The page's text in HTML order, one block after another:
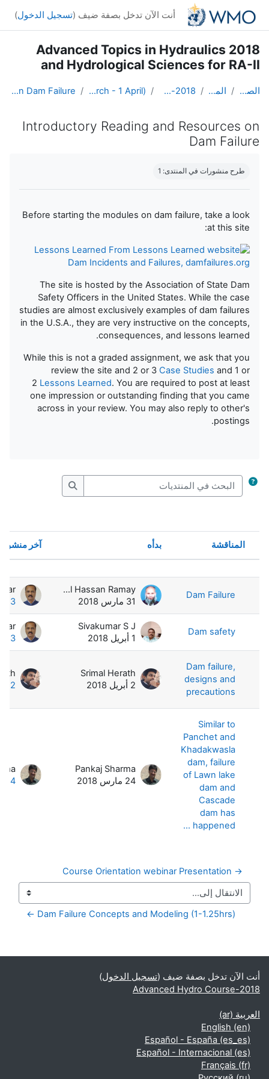
تخطى إلى المحتوى الرئيسي
أنت الآن تدخل بصفة ضيف (تسجيل الدخول)
2018 Advanced Topics in Hydraulics
and Hydrological Sciences for RA-II
الصفحة الرئيسية المقررات الدراسية Advanced Hydro Course-2018
Weeks 1 and 2: Hydraulics (19 March - 1 April)
Introductory Reading and Resources on Dam Failure
Introductory Reading and Resources on
Dam Failure
طرح منشورات في المنتدى: 1
Before starting the modules on dam failure, take a look
at this site:
Lessons Learned From
Dam Incidents and Failures, damfailures.org
The site is hosted by the Association of State Dam
Safety Officers in the United States. While the case
studies are almost exclusively examples of dam failures
in the U.S.A., they are very instructive on the concepts,
consequences, and lessons learned.
While this is not a graded assignment, we ask that you
review the site and 2 or 3 Case Studies and 1 or
2 Lessons Learned. You are required to post at least
one impression or outstanding finding that you came
across in your review. You may also reply to other's
postings.
البحث في المنتديات
البحث في
الحالة
المناقشة بدأه آخر منشور
Dam Failure
Muhammad Aleem ul Hassan Ramay
31 مارس 2018
3 أبريل 2018
Dam safety
Sivakumar S J
1 أبريل 2018
3 أبريل 2018
Dam failure,
designs and
precautions
Srimal Herath
2 أبريل 2018
2 أبريل 2018
Similar to
Panchet and
Khadakwasla
dam, failure
of Lawn lake
dam and
Cascade
dam has
happened ...
Pankaj Sharma
24 مارس 2018
24 مارس 2018
→ Course Orientation webinar Presentation
الانتقال إلى...
Dam Failure Concepts and Modeling (1-1.25hrs) ←
الكتل التكميلية
أنت الآن تدخل بصفة ضيف (تسجيل الدخول)
Advanced Hydro Course-2018
العربية ‎(ar)‎
English ‎(en)‎
Español - España ‎(es_es)‎
Español - Internacional ‎(es)‎
Français ‎(fr)‎